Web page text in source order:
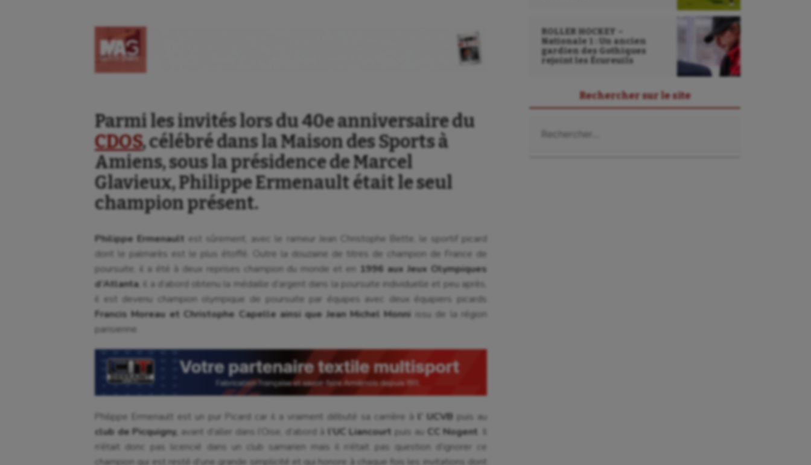
Parmi les invités lors du 40e anniversaire du
CDOS, célébré dans la Maison des Sports à
Amiens, sous la présidence de Marcel
Glavieux, Philippe Ermenault était le seul
champion présent.
Philippe Ermenault est sûrement, avec le rameur Jean Christophe Bette, le sportif picard
dont le palmarès est le plus étoffé. Outre la douzaine de titres de champion de France de
poursuite, il a été à deux reprises champion du monde et en 1996 aux Jeux Olympiques
d’Atlanta , il a d’abord obtenu la médaille d’argent dans la poursuite individuelle et peu après,
il est devenu champion olympique de poursuite par équipes avec deux équipiers picards
Francis Moreau et Christophe Capelle ainsi que Jean Michel Monni issu de la région
parisienne.
Philippe Ermenault est un pur Picard car il a vraiment débuté sa carrière à l’ UCVB puis au
club de Picquigny, avant d’aller dans l’Oise, d’abord à l’UC Liancourt puis au CC Nogent . Il
n’était donc pas licencié dans un club samarien mais il n’était pas question d’ignorer ce
champion qui est resté d’une grande simplicité et qui honore à chaque fois les invitations dont
ROLLER HOCKEY –
Nationale 1 : Un ancien
gardien des Gothiques
rejoint les Écureuils
Rechercher sur le site